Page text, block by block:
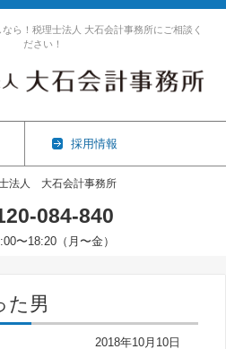
ら！税理士法人 大石会計事務所にご相談く
ださい！
採用情報
法人 大石会計事務所
084-840
〜18:20（月〜金）
た男
2018年10月10日